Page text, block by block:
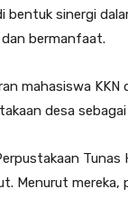
bentuk sinergi
bermanfaat.
mahasiswa
desa
Menurut